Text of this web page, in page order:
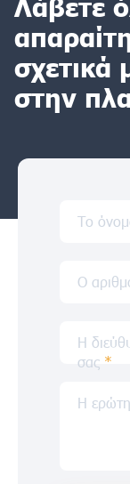
Λάβετε
σχετικά
στην
Το
Ο
Η
σας *
Η